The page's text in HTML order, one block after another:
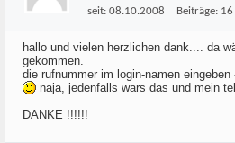
seit: 08.10.2008 Beiträge: 16
hallo und vielen herzlichen dank.... da
gekommen.
die rufnummer im login-namen
naja, jedenfalls wars das und mein
DANKE !!!!!!